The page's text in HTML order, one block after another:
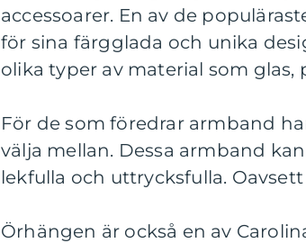
accessoarer. En av de
för sina färgglada och unika
olika typer av material som glas,
För de som föredrar armband
välja mellan. Dessa armband
lekfulla och uttrycksfulla.
Örhängen är också en av